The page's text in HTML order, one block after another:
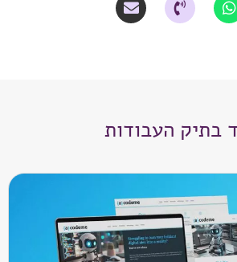
בתיק העבודות